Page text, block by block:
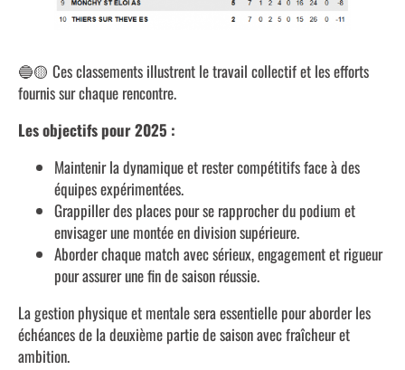
🔵🟡 Ces classements illustrent le travail collectif et les efforts
fournis sur chaque rencontre.
Les objectifs pour 2025 :
Maintenir la dynamique et rester compétitifs face à des
équipes expérimentées.
Grappiller des places pour se rapprocher du podium et
envisager une montée en division supérieure.
Aborder chaque match avec sérieux, engagement et rigueur
pour assurer une fin de saison réussie.
La gestion physique et mentale sera essentielle pour aborder les
échéances de la deuxième partie de saison avec fraîcheur et
ambition.